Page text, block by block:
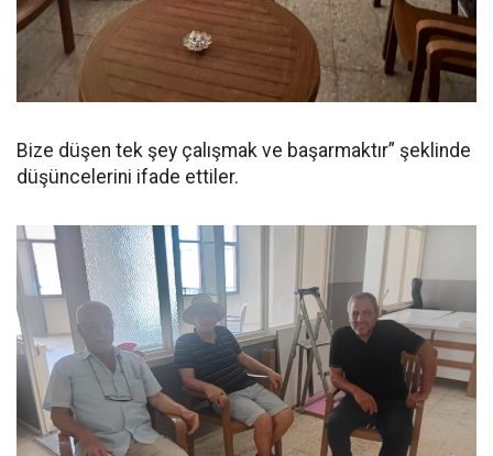
Bize düşen tek şey çalışmak ve başarmaktır” şeklinde
düşüncelerini ifade ettiler.